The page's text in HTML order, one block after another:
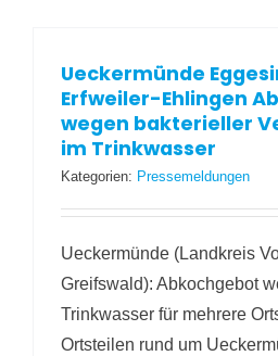
Ueckermünde
Erfweiler-Ehlingen
wegen bakterieller
im Trinkwasser
Kategorien: Pressemeldungen
Ueckermünde (Landkreis
Greifswald): Abkochgebot
Trinkwasser für mehrere
Ortsteilen rund um